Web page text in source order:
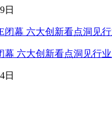
日
幕 六大创新看点洞见行
日